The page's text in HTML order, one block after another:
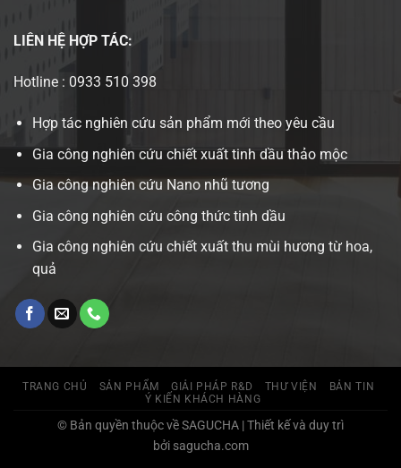
LIÊN HỆ HỢP TÁC:
Hotline : 0933 510 398
Hợp tác nghiên cứu sản phẩm mới theo yêu cầu
Gia công nghiên cứu chiết xuất tinh dầu thảo mộc
Gia công nghiên cứu Nano nhũ tương
Gia công nghiên cứu công thức tinh dầu
Gia công nghiên cứu chiết xuất thu mùi hương từ hoa,
quả
TRANG CHỦ SẢN PHẨM GIẢI PHÁP R&D THƯ VIỆN
BẢN TIN
Ý KIẾN KHÁCH HÀNG
© Bản quyền thuộc về SAGUCHA | Thiết kế và duy trì
bởi sagucha.com